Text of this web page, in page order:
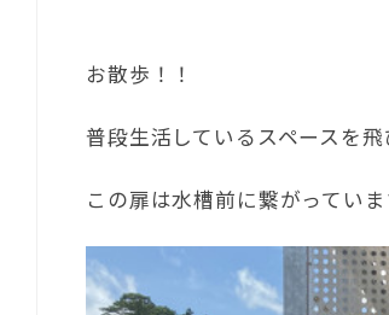
お散歩！！
普段生活しているスペースを
この扉は水槽前に繋がっていま